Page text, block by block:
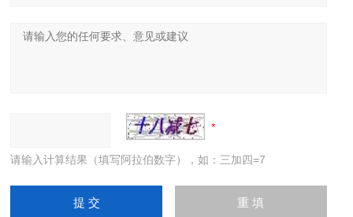
请输入计算结果（填写阿拉伯数字），如：三加四=7